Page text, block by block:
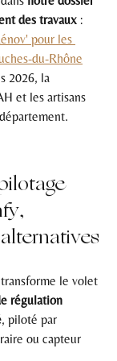
des travaux :
pour les
du-Rhône
2026, la
et les artisans
le volet
régulation
, piloté par
ou capteur